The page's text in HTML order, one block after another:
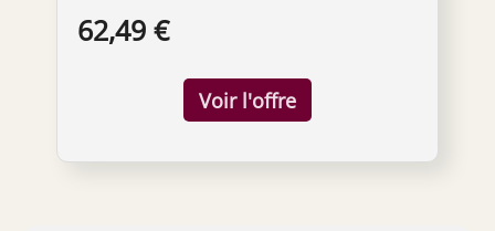
la Machine à Pain CECOTEC Bread&co; 1000
convivial est conçu pour transformer vos
créations culinaires maison, rendant plus
facile et plus gratifiant que jamais de
62,49 €